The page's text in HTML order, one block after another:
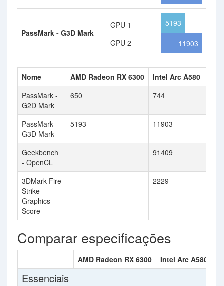
PassMark - G3D Mark
GPU 1
GPU 2
5193
11903
Nome AMD Radeon RX 6300
Intel Arc A580
PassMark -
G2D Mark
650 744
PassMark -
G3D Mark
5193 11903
Geekbench
- OpenCL
91409
3DMark Fire
Strike -
Graphics
Score
2229
Comparar especificações
AMD Radeon RX 6300 Intel Arc A580
Essenciais